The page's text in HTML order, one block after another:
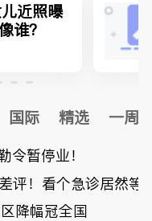
近照曝
谁？
国际 精选 一周
令暂停业！
评！看个急诊居然等
降幅冠全国